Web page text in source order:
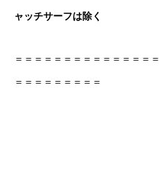
ャッチサーフは除く
＝＝＝＝＝＝＝＝＝＝＝＝＝＝
＝＝＝＝＝＝＝＝＝